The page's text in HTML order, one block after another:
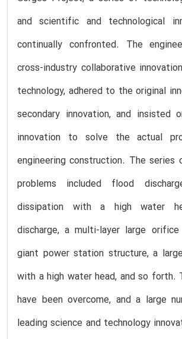
and scientific and technological
continually confronted. The
cross-industry collaborative
technology, adhered to the original
secondary innovation, and insisted
innovation to solve the actual
engineering construction. The series
problems included flood
dissipation with a high water
discharge, a multi-layer large
giant power station structure, a
with a high water head, and so forth.
have been overcome, and a large
leading science and technology